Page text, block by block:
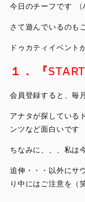
今日のチーフです (
さて遊んでいるのも
ドゥカティイベント
１． 『
会員登録すると、毎
アナタが探している
ンツなど面白いです
ちなみに、、、私は
追伸・・・以外にサ
り中にはご注意を（